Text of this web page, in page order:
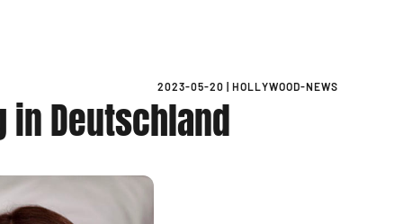
2023-05-20 HOLLYWOOD-NEWS
in Deutschland